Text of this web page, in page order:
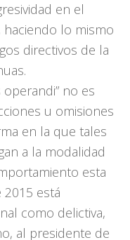
en el
haciendo lo mismo
directivos de la
no es
u omisiones
en la que tales
a la modalidad
esta
está
como delictiva,
al presidente de